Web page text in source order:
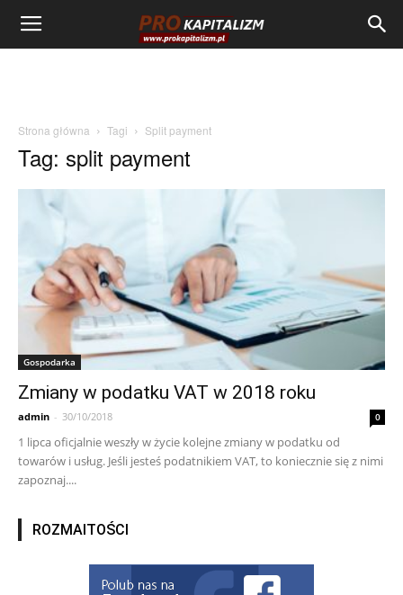
Strona główna Tagi Split payment
Tag: split payment
Gospodarka
Zmiany w podatku VAT w 2018 roku
admin - 30/10/2018 0
1 lipca oficjalnie weszły w życie kolejne zmiany w podatku od
towarów i usług. Jeśli jesteś podatnikiem VAT, to koniecznie się z nimi
zapoznaj....
ROZMAITOŚCI